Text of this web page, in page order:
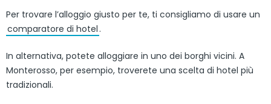
Per trovare l’alloggio giusto per te, ti consigliamo di usare un
comparatore di hotel .
In alternativa, potete alloggiare in uno dei borghi vicini. A
Monterosso, per esempio, troverete una scelta di hotel più
tradizionali.